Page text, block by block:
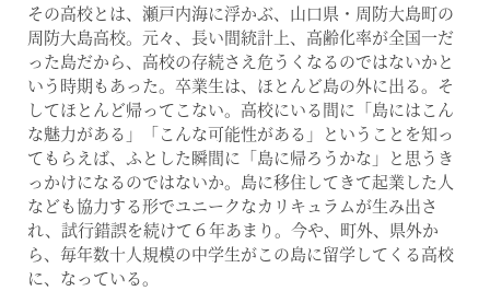
その高校とは、瀬戸内海に浮かぶ、山口県・周防大島町の
周防大島高校。元々、長い間統計上、高齢化率が全国一だ
った島だから、高校の存続さえ危うくなるのではないかと
いう時期もあった。卒業生は、ほとんど島の外に出る。そ
してほとんど帰ってこない。高校にいる間に「島にはこん
な魅力がある」「こんな可能性がある」ということを知っ
てもらえば、ふとした瞬間に「島に帰ろうかな」と思うき
っかけになるのではないか。島に移住してきて起業した人
なども協力する形でユニークなカリキュラムが生み出さ
れ、試行錯誤を続けて６年あまり。今や、町外、県外か
ら、毎年数十人規模の中学生がこの島に留学してくる高校
に、なっている。